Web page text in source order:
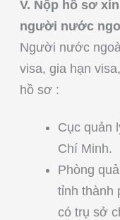
V. Nộp hồ sơ
người nước
Người nước
visa, gia hạn
hồ sơ :
Cục quản
Chí Minh.
Phòng
tỉnh thành
có trụ sở